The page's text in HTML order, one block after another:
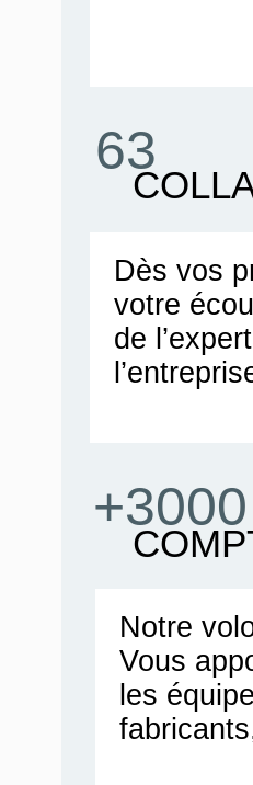
+3000
63
Dès vos
votre
de
Notre
Vous
les